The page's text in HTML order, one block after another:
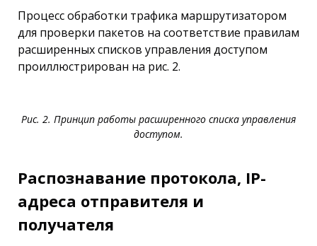
Процесс обработки трафика маршрутизатором
для проверки пакетов на соответствие правилам
расширенных списков управления доступом
проиллюстрирован на рис. 2.
Рис. 2. Принцип работы расширенного списка управления
доступом.
Распознавание протокола, IР-
адреса отправителя и
получателя